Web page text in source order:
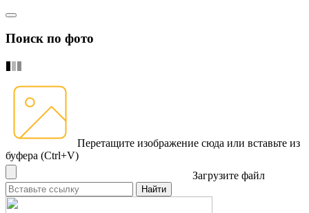
Поиск по фото
Перетащите изображение сюда или вставьте из
буфера (Ctrl+V)
Загрузите файл
Найти